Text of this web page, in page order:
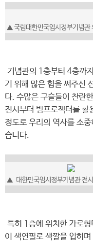
▲ 국립대한민국임시정부기념
기념관의 1층부터 4층까
기 위해 많은 힘을 써주신
다. 수많은 구슬들이 찬란
전시부터 빔프로젝터를 활
정도로 우리의 역사를 소
습니다.
▲ 대한민국임시정부기념관 전
특히 1층에 위치한 가로
이 색연필로 색깔을 입히